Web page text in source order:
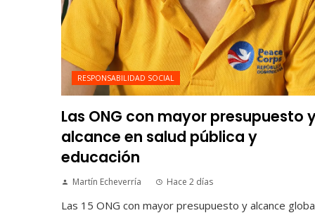
RESPONSABILIDAD SOCIAL
Las ONG con mayor presupuesto
alcance en salud pública y
educación
Martín Echeverría Hace 2 días
Las 15 ONG con mayor presupuesto y alcance